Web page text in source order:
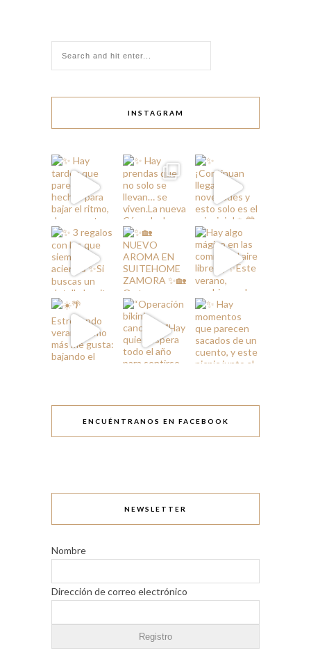
INSTAGRAM
ENCUÉNTRANOS EN FACEBOOK
NEWSLETTER
Nombre
Dirección de correo electrónico